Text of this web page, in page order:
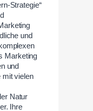
Strategie“
und
Marketing
und
mit vielen
Natur
Ihre